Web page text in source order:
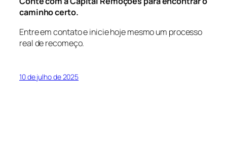
caminho certo.
Entre em contato e inicie hoje mesmo um processo
real de recomeço.
10 de julho de 2025